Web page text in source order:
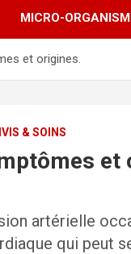
MICRO-
et origines.
& SOINS
et
artérielle
qui peut